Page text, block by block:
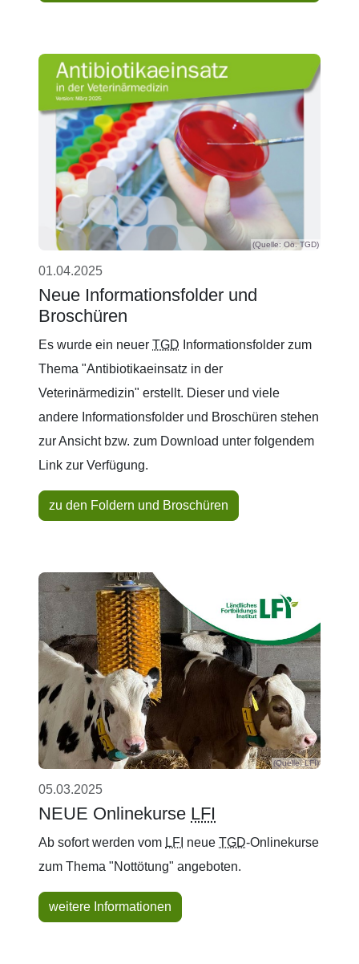
(Quelle: Oö. TGD)
01.04.2025
Neue Informationsfolder und
Broschüren
Es wurde ein neuer TGD Informationsfolder zum
Thema "Antibiotikaeinsatz in der
Veterinärmedizin" erstellt. Dieser und viele
andere Informationsfolder und Broschüren stehen
zur Ansicht bzw. zum Download unter folgendem
Link zur Verfügung.
zu den Foldern und Broschüren
(Quelle: LFI)
05.03.2025
NEUE Onlinekurse LFI
Ab sofort werden vom LFI neue TGD-Onlinekurse
zum Thema "Nottötung" angeboten.
weitere Informationen